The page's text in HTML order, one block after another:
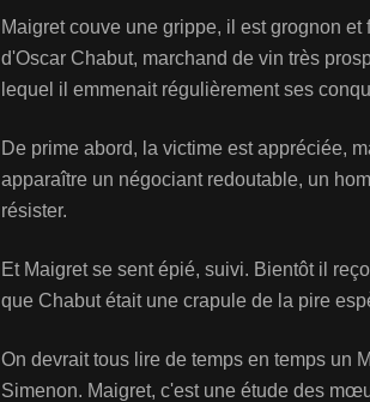
Maigret couve une grippe, il est grognon
d'Oscar Chabut, marchand de vin très
lequel il emmenait régulièrement ses
De prime abord, la victime est appréciée,
apparaître un négociant redoutable, un
résister.
Et Maigret se sent épié, suivi. Bientôt il
que Chabut était une crapule de la pire
On devrait tous lire de temps en temps un
Simenon. Maigret, c'est une étude des